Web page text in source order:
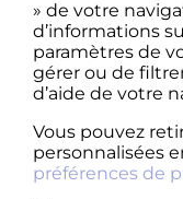
» de votre
d’informations
paramètres de
gérer ou de
d’aide de votre
Vous pouvez
personnalisées
préférences de